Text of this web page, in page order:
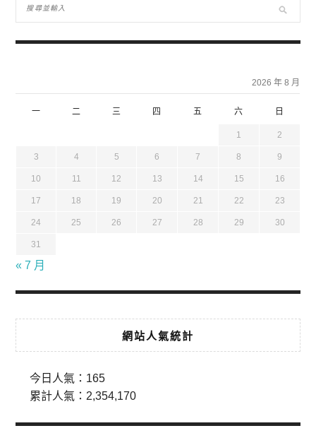
2026 年 8 月
一 二 三 四 五 六 日
1 2
3 4 5 6 7 8 9
10 11 12 13 14 15 16
17 18 19 20 21 22 23
24 25 26 27 28 29 30
31
« 7 月
網站人氣統計
今日人氣： 165
累計人氣： 2,354,170